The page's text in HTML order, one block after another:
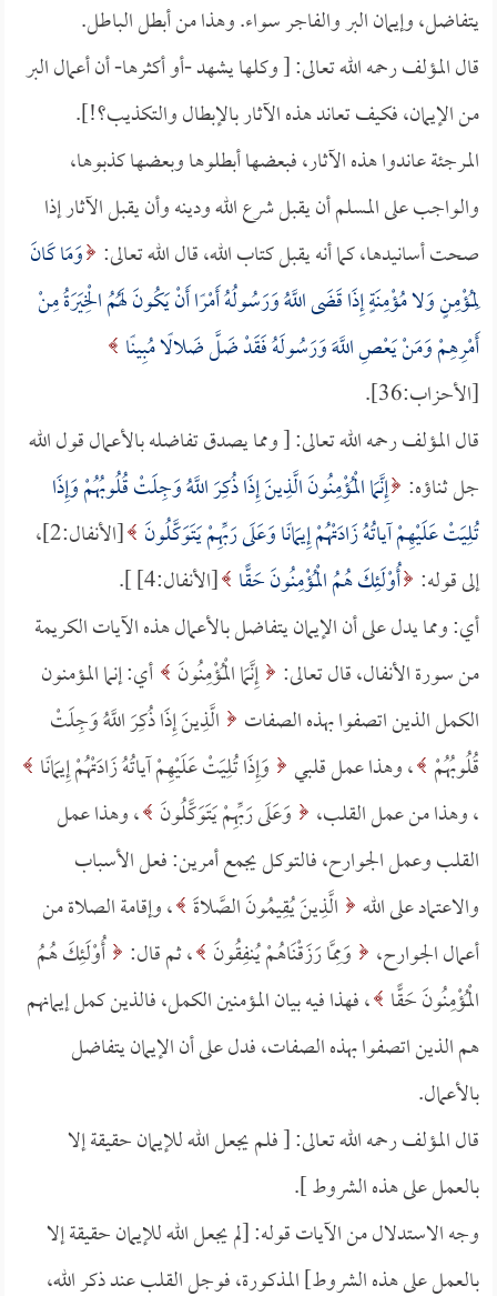
يتفاضل، وإيمان البر والفاجر سواء. وهذا من أبطل الباطل.
قال المؤلف رحمه الله تعالى: [ وكلها يشهد -أو أكثرها- أن أعمال البر
من الإيمان، فكيف تعاند هذه الآثار بالإبطال والتكذيب؟!].
المرجئة عاندوا هذه الآثار، فبعضها أبطلوها وبعضها كذبوها،
والواجب على المسلم أن يقبل شرع الله ودينه وأن يقبل الآثار إذا
صحت أسانيدها، كما أنه يقبل كتاب الله، قال الله تعالى: وَمَا كَانَ
لِمُؤْمِنٍ وَلا مُؤْمِنَةٍ إِذَا قَضَى اللَّهُ وَرَسُولُهُ أَمْرًا أَنْ يَكُونَ لَهُمُ الْخِيَرَةُ مِنْ
أَمْرِهِمْ وَمَنْ يَعْصِ اللَّهَ وَرَسُولَهُ فَقَدْ ضَلَّ ضَلالًا مُبِينًا
[الأحزاب:36].
قال المؤلف رحمه الله تعالى: [ ومما يصدق تفاضله بالأعمال قول الله
جل ثناؤه: إِنَّمَا الْمُؤْمِنُونَ الَّذِينَ إِذَا ذُكِرَ اللَّهُ وَجِلَتْ قُلُوبُهُمْ وَإِذَا
تُلِيَتْ عَلَيْهِمْ آياتُهُ زَادَتْهُمْ إِيمَانًا وَعَلَى رَبِّهِمْ يَتَوَكَّلُونَ
[الأنفال:2]،
إلى قوله: أُوْلَئِكَ هُمُ الْمُؤْمِنُونَ حَقًّا [الأنفال:4] ].
أي: ومما يدل على أن الإيمان يتفاضل بالأعمال هذه الآيات الكريمة
من سورة الأنفال، قال تعالى: إِنَّمَا الْمُؤْمِنُونَ أي: إنما المؤمنون
الكمل الذين اتصفوا بهذه الصفات
الَّذِينَ إِذَا ذُكِرَ اللَّهُ وَجِلَتْ
قُلُوبُهُمْ ، وهذا عمل قلبي
وَإِذَا تُلِيَتْ عَلَيْهِمْ آياتُهُ زَادَتْهُمْ إِيمَانًا
، وهذا من عمل القلب،
وَعَلَى رَبِّهِمْ يَتَوَكَّلُونَ ، وهذا عمل
القلب وعمل الجوارح، فالتوكل يجمع أمرين: فعل الأسباب
والاعتماد على الله الَّذِينَ يُقِيمُونَ الصَّلاةَ ، وإقامة الصلاة من
أعمال الجوارح،
وَمِمَّا رَزَقْنَاهُمْ يُنفِقُونَ ، ثم قال: أُوْلَئِكَ هُمُ
الْمُؤْمِنُونَ حَقًّا ، فهذا فيه بيان المؤمنين الكمل، فالذين كمل إيمانهم
هم الذين اتصفوا بهذه الصفات، فدل على أن الإيمان يتفاضل
بالأعمال.
قال المؤلف رحمه الله تعالى: [ فلم يجعل الله للإيمان حقيقة إلا
بالعمل على هذه الشروط ].
وجه الاستدلال من الآيات قوله: [لم يجعل الله للإيمان حقيقة إلا
بالعمل على هذه الشروط] المذكورة، فوجل القلب عند ذكر الله،